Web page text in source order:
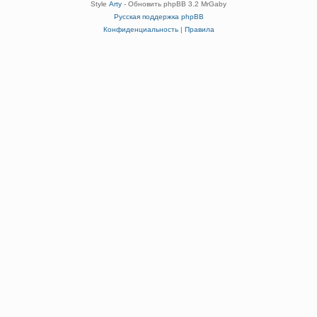
Style Arty - Обновить phpBB 3.2 MrGaby
Русская поддержка phpBB
Конфиденциальность| Правила